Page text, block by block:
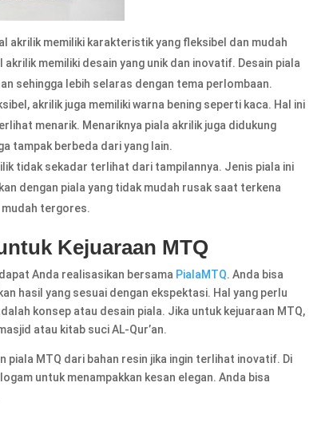
akrilik memiliki karakteristik yang fleksibel dan mudah
memiliki desain yang unik dan inovatif. Desain piala
sehingga lebih selaras dengan tema perlombaan.
akrilik juga memiliki warna bening seperti kaca. Hal ini
menarik. Menariknya piala akrilik juga didukung
tampak berbeda dari yang lain.
tidak sekadar terlihat dari tampilannya. Jenis piala ini
dengan piala yang tidak mudah rusak saat terkena
tergores.
Kejuaraan MTQ
Anda realisasikan bersama PialaMTQ. Anda bisa
hasil yang sesuai dengan ekspektasi. Hal yang perlu
konsep atau desain piala. Jika untuk kejuaraan MTQ,
atau kitab suci AL-Qur’an.
piala MTQ dari bahan resin jika ingin terlihat inovatif. Di
untuk menampakkan kesan elegan. Anda bisa